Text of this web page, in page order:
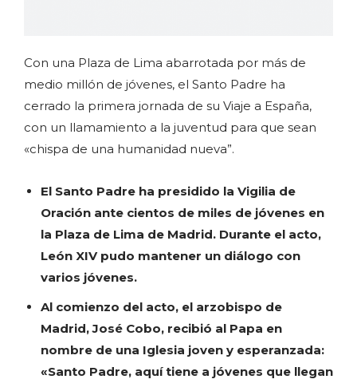
Con una Plaza de Lima abarrotada por más de
medio millón de jóvenes, el Santo Padre ha
cerrado la primera jornada de su Viaje a España,
con un llamamiento a la juventud para que sean
«chispa de una humanidad nueva”.
El Santo Padre ha presidido la Vigilia de
Oración ante cientos de miles de jóvenes en
la Plaza de Lima de Madrid. Durante el acto,
León XIV pudo mantener un diálogo con
varios jóvenes.
Al comienzo del acto, el arzobispo de
Madrid, José Cobo, recibió al Papa en
nombre de una Iglesia joven y esperanzada:
«Santo Padre, aquí tiene a jóvenes que llegan